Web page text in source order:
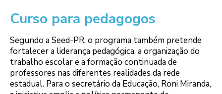
Curso para pedagogos
Segundo a Seed-PR, o programa também pretende
fortalecer a liderança pedagógica, a organização do
trabalho escolar e a formação continuada de
professores nas diferentes realidades da rede
estadual. Para o secretário da Educação, Roni Miranda,